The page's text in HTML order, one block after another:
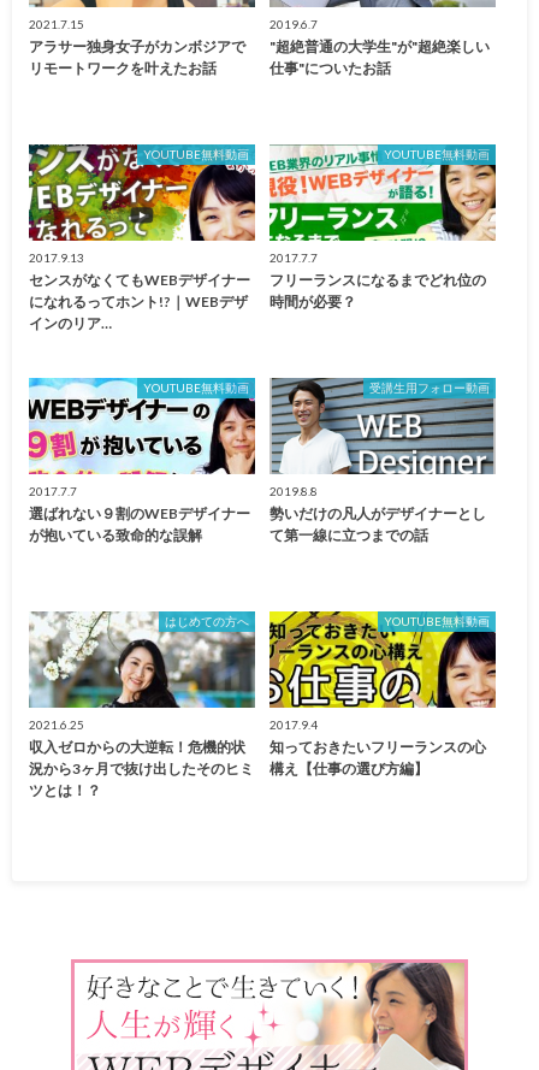
2021.7.15
アラサー独身女子がカンボジアで
リモートワークを叶えたお話
2019.6.7
"超絶普通の大学生"が"超絶楽しい
仕事"についたお話
YOUTUBE無料動画
2017.9.13
センスがなくてもWEBデザイナー
になれるってホント!?｜WEBデザ
インのリア…
YOUTUBE無料動画
2017.7.7
フリーランスになるまでどれ位の
時間が必要？
YOUTUBE無料動画
2017.7.7
選ばれない９割のWEBデザイナー
が抱いている致命的な誤解
受講生用フォロー動画
2019.8.8
勢いだけの凡人がデザイナーとし
て第一線に立つまでの話
はじめての方へ
2021.6.25
収入ゼロからの大逆転！危機的状
況から3ヶ月で抜け出したそのヒミ
ツとは！？
YOUTUBE無料動画
2017.9.4
知っておきたいフリーランスの心
構え【仕事の選び方編】